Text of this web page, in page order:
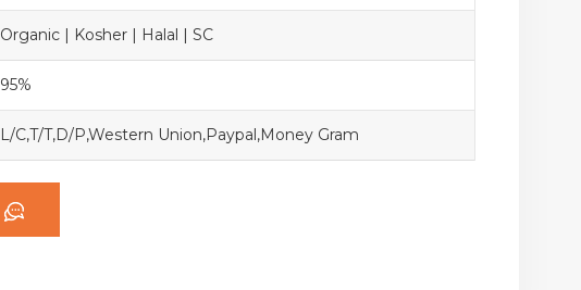
Organic | Kosher | Halal | SC
95%
L/C,T/T,D/P,Western Union,Paypal,Money Gram